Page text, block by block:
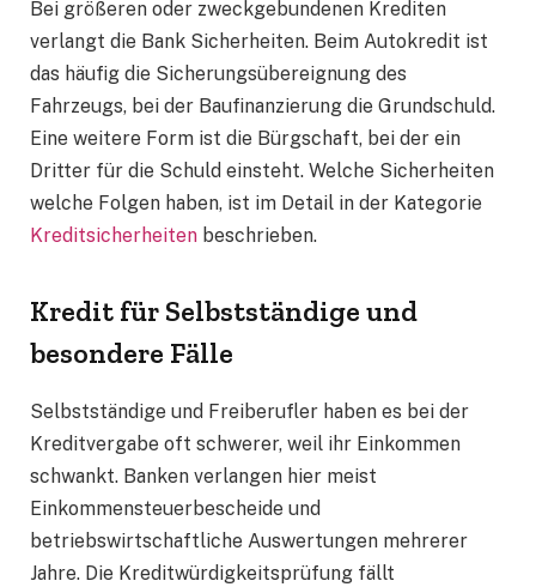
Bei größeren oder zweckgebundenen Krediten
verlangt die Bank Sicherheiten. Beim Autokredit ist
das häufig die Sicherungsübereignung des
Fahrzeugs, bei der Baufinanzierung die Grundschuld.
Eine weitere Form ist die Bürgschaft, bei der ein
Dritter für die Schuld einsteht. Welche Sicherheiten
welche Folgen haben, ist im Detail in der Kategorie
Kreditsicherheiten beschrieben.
Kredit für Selbstständige und
besondere Fälle
Selbstständige und Freiberufler haben es bei der
Kreditvergabe oft schwerer, weil ihr Einkommen
schwankt. Banken verlangen hier meist
Einkommensteuerbescheide und
betriebswirtschaftliche Auswertungen mehrerer
Jahre. Die Kreditwürdigkeitsprüfung fällt